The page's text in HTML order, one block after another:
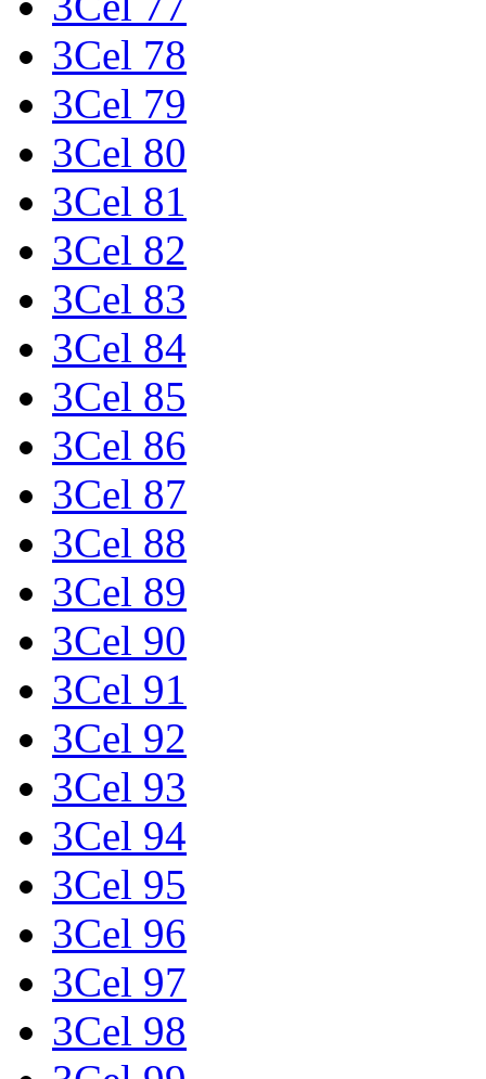
3Cel 78
3Cel 79
3Cel 80
3Cel 81
3Cel 82
3Cel 83
3Cel 84
3Cel 85
3Cel 86
3Cel 87
3Cel 88
3Cel 89
3Cel 90
3Cel 91
3Cel 92
3Cel 93
3Cel 94
3Cel 95
3Cel 96
3Cel 97
3Cel 98